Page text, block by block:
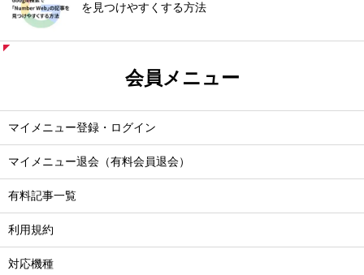
を見つけやすくする方法
会員メニュー
マイメニュー登録・ログイン
マイメニュー退会（有料会員退会）
有料記事一覧
利用規約
対応機種